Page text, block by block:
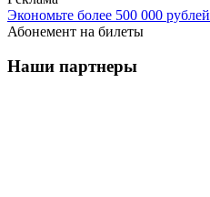
Экономьте более 500 000 рублей
Абонемент на билеты
Наши партнеры